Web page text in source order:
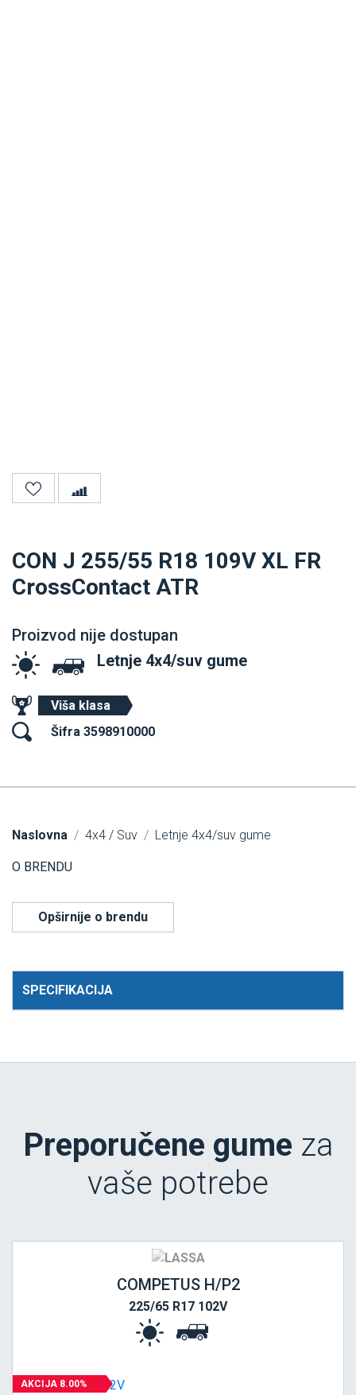
CON J 255/55 R18 109V XL FR
CrossContact ATR
Proizvod nije dostupan
Letnje 4x4/suv gume
Viša klasa
Šifra 3598910000
Naslovna 4x4 / Suv Letnje 4x4/suv gume
O BRENDU
Opširnije o brendu
SPECIFIKACIJA
Preporučene gume za
vaše potrebe
COMPETUS H/P2
225/65 R17 102V
AKCIJA 8.00%